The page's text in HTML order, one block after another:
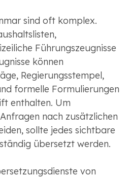
sind oft komplex.
Führungszeugnisse
können
Regierungsstempel,
formelle Formulierungen
enthalten. Um
nach zusätzlichen
sollte jedes sichtbare
übersetzt werden.
von